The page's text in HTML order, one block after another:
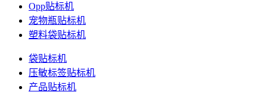
Opp贴标机
宠物瓶贴标机
塑料袋贴标机
袋贴标机
压敏标签贴标机
产品贴标机